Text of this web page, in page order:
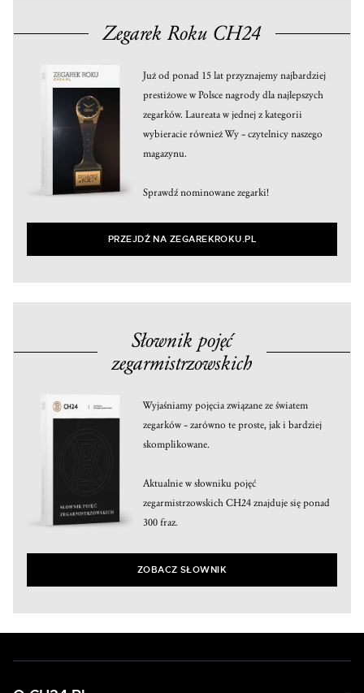
Zegarek Roku CH24
Już od ponad 15 lat przyznajemy najbardziej
prestiżowe w Polsce nagrody dla najlepszych
zegarków. Laureata w jednej z kategorii
wybieracie również Wy – czytelnicy naszego
magazynu.
Sprawdź nominowane zegarki!
PRZEJDŹ NA ZEGAREKROKU.PL
Słownik pojęć
zegarmistrzowskich
Wyjaśniamy pojęcia związane ze światem
zegarków – zarówno te proste, jak i bardziej
skomplikowane.
Aktualnie w słowniku pojęć
zegarmistrzowskich CH24 znajduje się ponad
300 fraz.
ZOBACZ SŁOWNIK